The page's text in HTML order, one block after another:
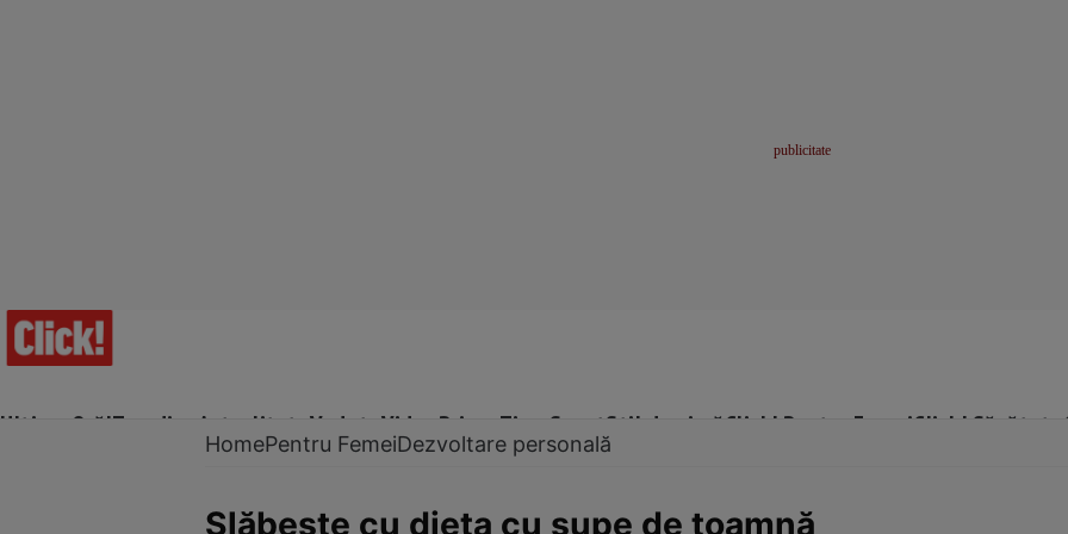
Ultima Oră!Trending Actualitate Vedete Video Prime Time SportStil de viațăClick! Pentru FemeiClick! Sănătate
HomePentru FemeiDezvoltare personală
Slăbeşte cu dieta cu supe de toamnă